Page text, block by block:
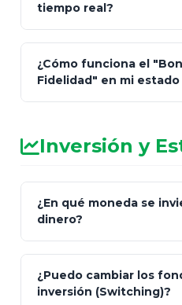
de Cobro Seguro"
tiempo real?
¿Cómo funciona el
Fidelidad" en mi
Inversión y
¿En qué moneda se
dinero?
inflación), Dólares o
¿Puedo cambiar los
inversión (Switching)?